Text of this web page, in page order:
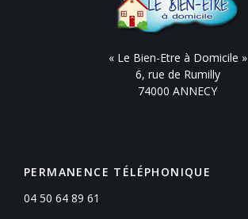
« Le Bien-Etre à Domicile »
6, rue de Rumilly
74000 ANNECY
PERMANENCE TÉLÉPHONIQUE
04 50 64 89 61